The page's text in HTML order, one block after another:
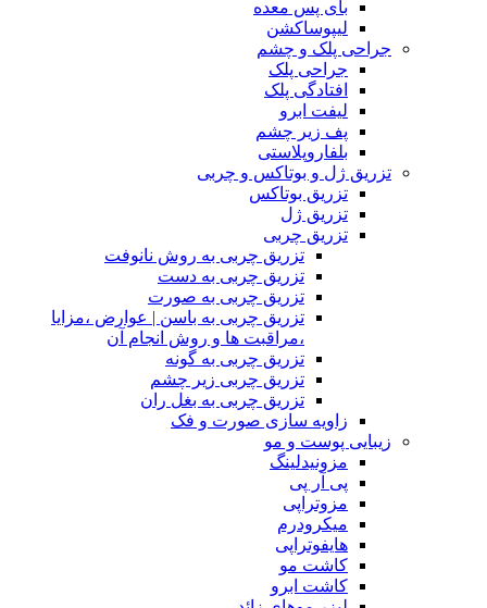
بای پس معده
لیپوساکشن
جراحی پلک و چشم
جراحی پلک
افتادگی پلک
لیفت ابرو
پف زیر چشم
بلفاروپلاستی
تزریق ژل و بوتاکس و چربی
تزریق بوتاکس
تزریق ژل
تزریق چربی
تزریق چربی به روش نانوفت
تزریق چربی به دست
تزریق چربی به صورت
تزریق چربی به باسن | عوارض ،مزایا
،مراقبت ها و روش انجام آن
تزریق چربی به گونه
تزریق چربی زیر چشم
تزریق چربی به بغل ران
زاویه سازی صورت و فک
زیبایی پوست و مو
مزونیدلینگ
پی آر پی
مزوتراپی
میکرودرم
هایفوتراپی
کاشت مو
کاشت ابرو